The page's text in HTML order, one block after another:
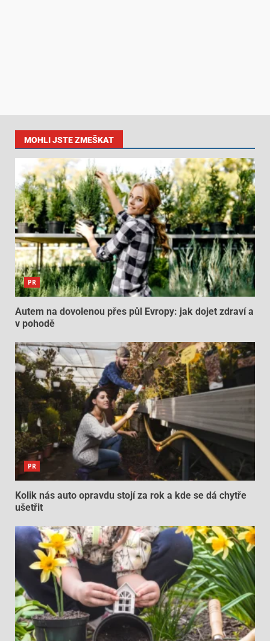
MOHLI JSTE ZMEŠKAT
PR
Autem na dovolenou přes půl Evropy: jak dojet zdraví a
v pohodě
PR
Kolik nás auto opravdu stojí za rok a kde se dá chytře
ušetřit